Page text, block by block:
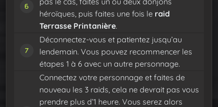
héroïques, puis faites une fois le raid
Terrasse Printanière.
Déconnectez-vous et patientez jusqu’au
lendemain. Vous pouvez recommencer les
étapes 1 à 6 avec un autre personnage.
Connectez votre personnage et faites de
nouveau les 3 raids, cela ne devrait pas vous
prendre plus d’1 heure. Vous serez alors